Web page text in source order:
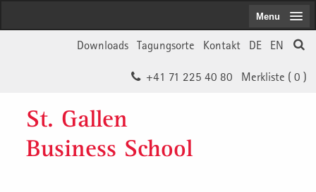
EN
DE
Kontakt
Tagungsorte
Downloads
Merkliste ( 0 )
+41 71 225 40 80
St. Gallen
Business School
Menu